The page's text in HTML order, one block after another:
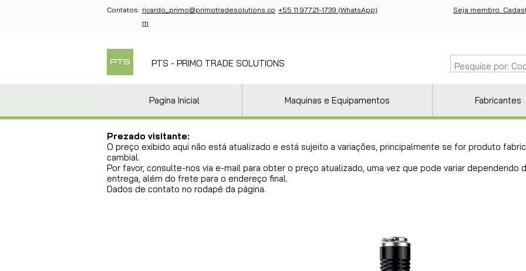
Contatos: ricardo_primo@primotradesolutions.co
m
+55 11 97721-1739 (WhatsApp) Seja membro.
PTS - PRIMO TRADE SOLUTIONS
Pagina Inicial Maquinas e Equipamentos Fabricantes
Prezado visitante:
O preço exibido aqui não está atualizado e está sujeito a variações, principalmente se for produto
cambial.
Por favor, consulte-nos via e-mail para obter o preço atualizado, uma vez que pode variar dependendo
entrega, além do frete para o endereço final.
Dados de contato no rodapé da página.